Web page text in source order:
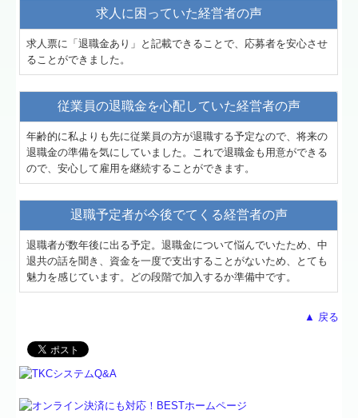
求人に困っていた経営者の声
求人票に「退職金あり」と記載できることで、応募者を安心させ
ることができました。
従業員の退職金を心配していた経営者の声
年齢的に私よりも先に従業員の方が退職する予定なので、将来の
退職金の準備を気にしていました。これで退職金も用意ができる
ので、安心して雇用を継続することができます。
退職予定者が今後でてくる経営者の声
退職者が数年後に出る予定。退職金について悩んでいたため、中
退共の話を聞き、資金を一度で支出することがないため、とても
魅力を感じています。どの段階で加入するか準備中です。
▲ 戻る